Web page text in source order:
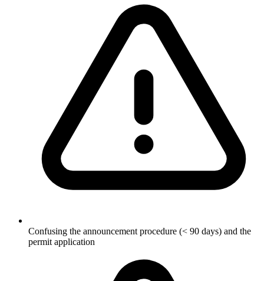
Confusing the announcement procedure (< 90 days) and the
permit application